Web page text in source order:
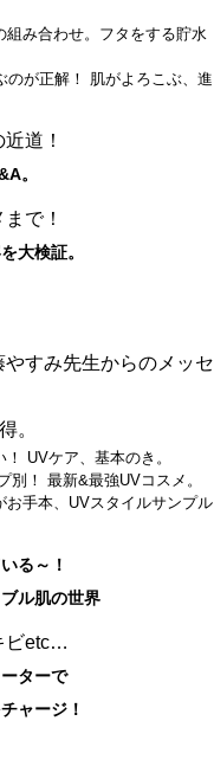
み合わせ。フタをする貯水
のが正解！ 肌がよろこぶ、進
道！
。
で！
大検証。
すみ先生からのメッセ
。
UVケア、基本のき。
別！ 最新&最強UVコスメ。
手本、UVスタイルサンプル
る～！
ル肌の世界
ビetc…
ターで
ャージ！